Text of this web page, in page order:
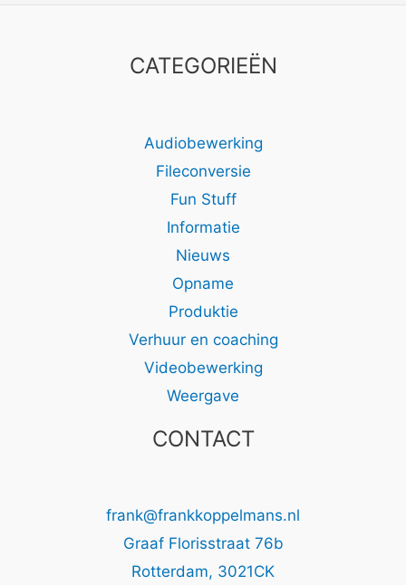
CATEGORIEËN
Audiobewerking
Fileconversie
Fun Stuff
Informatie
Nieuws
Opname
Produktie
Verhuur en coaching
Videobewerking
Weergave
CONTACT
frank@frankkoppelmans.nl
Graaf Florisstraat 76b
Rotterdam, 3021CK